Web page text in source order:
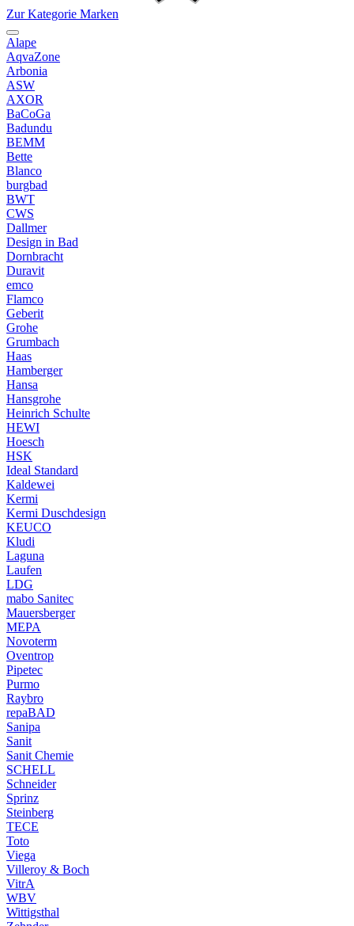
Zur Kategorie Marken
Alape
AqvaZone
Arbonia
ASW
AXOR
BaCoGa
Badundu
BEMM
Bette
Blanco
burgbad
BWT
CWS
Dallmer
Design in Bad
Dornbracht
Duravit
emco
Flamco
Geberit
Grohe
Grumbach
Haas
Hamberger
Hansa
Hansgrohe
Heinrich Schulte
HEWI
Hoesch
HSK
Ideal Standard
Kaldewei
Kermi
Kermi Duschdesign
KEUCO
Kludi
Laguna
Laufen
LDG
mabo Sanitec
Mauersberger
MEPA
Novoterm
Oventrop
Pipetec
Purmo
Raybro
repaBAD
Sanipa
Sanit
Sanit Chemie
SCHELL
Schneider
Sprinz
Steinberg
TECE
Toto
Viega
Villeroy & Boch
VitrA
WBV
Wittigsthal